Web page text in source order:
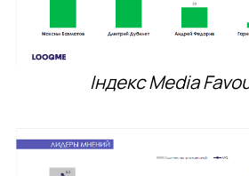
Індекс Media